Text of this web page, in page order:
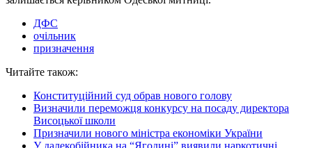
ДФС
очільник
призначення
Читайте також:
Конституційний суд обрав нового голову
Визначили переможця конкурсу на посаду директора
Висоцької школи
Призначили нового міністра економіки України
У далекобійника на “Ягодині” виявили наркотичні